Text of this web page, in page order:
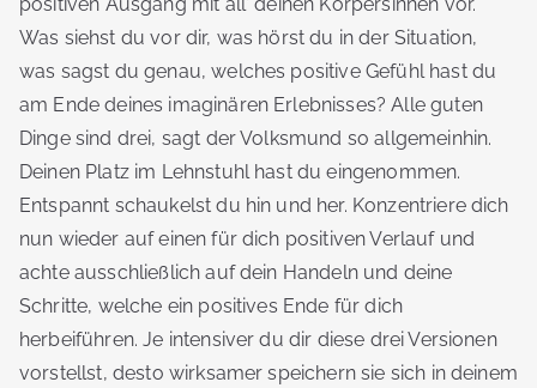
positiven Ausgang mit all‘ deinen Körpersinnen vor.
Was siehst du vor dir, was hörst du in der Situation,
was sagst du genau, welches positive Gefühl hast du
am Ende deines imaginären Erlebnisses? Alle guten
Dinge sind drei, sagt der Volksmund so allgemeinhin.
Deinen Platz im Lehnstuhl hast du eingenommen.
Entspannt schaukelst du hin und her. Konzentriere dich
nun wieder auf einen für dich positiven Verlauf und
achte ausschließlich auf dein Handeln und deine
Schritte, welche ein positives Ende für dich
herbeiführen. Je intensiver du dir diese drei Versionen
vorstellst, desto wirksamer speichern sie sich in deinem